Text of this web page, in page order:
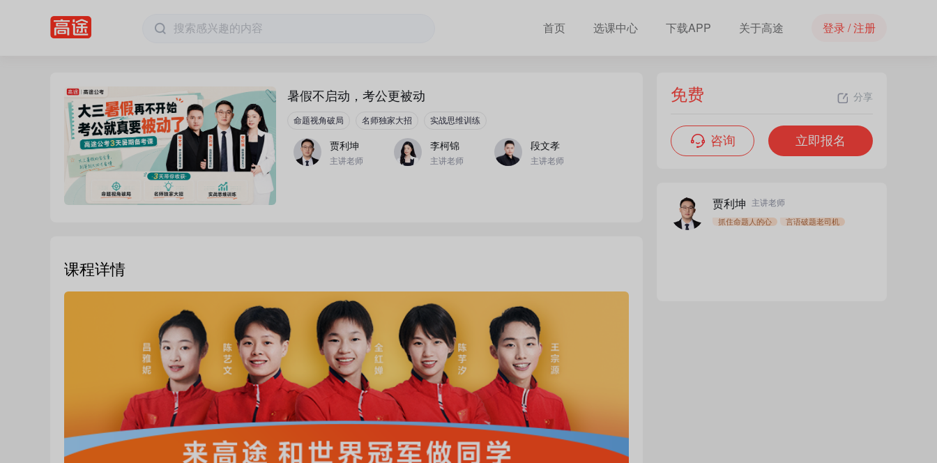
首页 选课中心 下载APP 关于高途 登录 / 注册
暑假不启动，考公更被动
命题视角破局 名师独家大招 实战思维训练
贾利坤
主讲老师
李柯锦
主讲老师
段文孝
主讲老师
课程详情
免费 分享
咨询 立即报名
贾利坤 主讲老师
抓住命题人的心 言语破题老司机